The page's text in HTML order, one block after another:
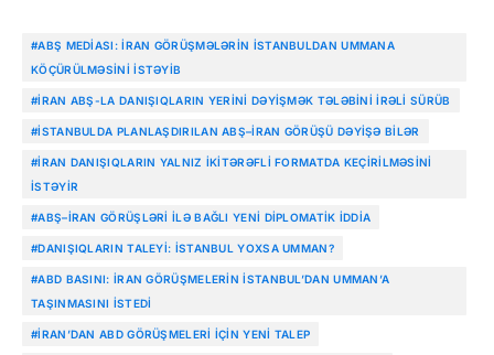
#ABŞ MEDIASI: İRAN GÖRÜŞMƏLƏRIN İSTANBULDAN UMMANA
KÖÇÜRÜLMƏSINI ISTƏYIB
#İRAN ABŞ-LA DANIŞIQLARIN YERINI DƏYIŞMƏK TƏLƏBINI IRƏLI SÜRÜB
#İSTANBULDA PLANLAŞDIRILAN ABŞ–İRAN GÖRÜŞÜ DƏYIŞƏ BILƏR
#İRAN DANIŞIQLARIN YALNIZ IKITƏRƏFLI FORMATDA KEÇIRILMƏSINI
ISTƏYIR
#ABŞ–İRAN GÖRÜŞLƏRI ILƏ BAĞLI YENI DIPLOMATIK IDDIA
#DANIŞIQLARIN TALEYI: İSTANBUL YOXSA UMMAN?
#ABD BASINI: İRAN GÖRÜŞMELERIN İSTANBUL’DAN UMMAN’A
TAŞINMASINI ISTEDI
#İRAN’DAN ABD GÖRÜŞMELERI IÇIN YENI TALEP